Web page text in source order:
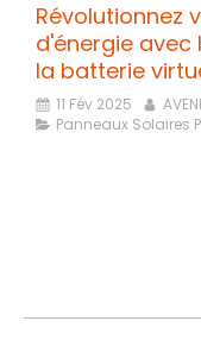
Révolutionnez
d'énergie
la batterie
11 Fév 2025
Panneaux Solaires